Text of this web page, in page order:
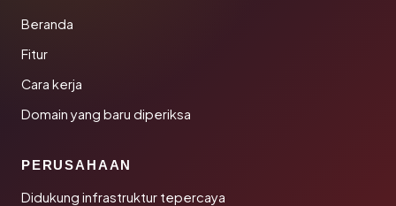
Beranda
Fitur
Cara kerja
Domain yang baru diperiksa
PERUSAHAAN
Didukung infrastruktur tepercaya